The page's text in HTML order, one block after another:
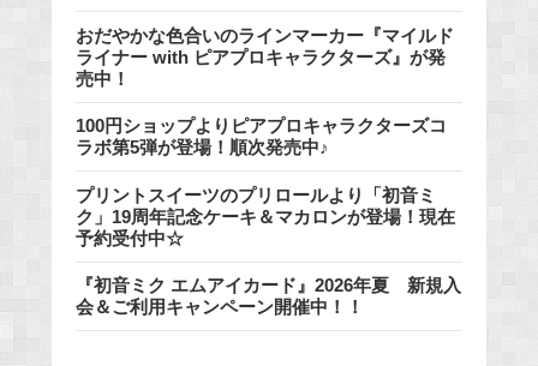
おだやかな色合いのラインマーカー『マイルド
ライナー with ピアプロキャラクターズ』が発
売中！
100円ショップよりピアプロキャラクターズコ
ラボ第5弾が登場！順次発売中♪
プリントスイーツのプリロールより「初音ミ
ク」19周年記念ケーキ＆マカロンが登場！現在
予約受付中☆
『初音ミク エムアイカード』2026年夏 新規入
会＆ご利用キャンペーン開催中！！